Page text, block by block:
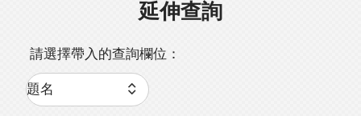
延伸查詢
請選擇帶入的查詢欄位：